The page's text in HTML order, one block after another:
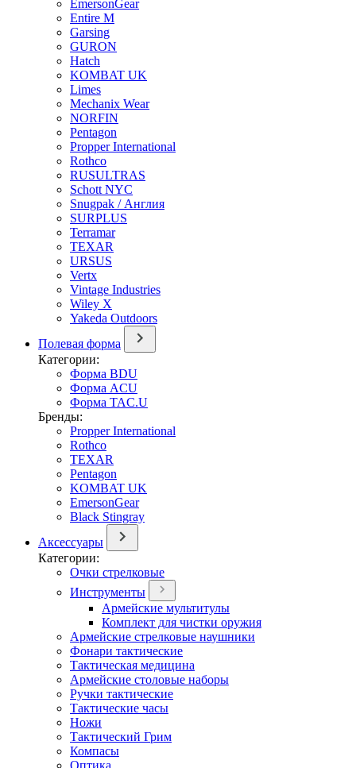
EmersonGear
Entire M
Garsing
GURON
Hatch
KOMBAT UK
Limes
Mechanix Wear
NORFIN
Pentagon
Propper International
Rothco
RUSULTRAS
Schott NYC
Snugpak / Англия
SURPLUS
Terramar
TEXAR
URSUS
Vertx
Vintage Industries
Wiley X
Yakeda Outdoors
Полевая форма
Категории:
Форма BDU
Форма ACU
Форма TAC.U
Бренды:
Propper International
Rothco
TEXAR
Pentagon
KOMBAT UK
EmersonGear
Black Stingray
Аксессуары
Категории:
Очки стрелковые
Инструменты
Армейские мультитулы
Комплект для чистки оружия
Армейские стрелковые наушники
Фонари тактические
Тактическая медицина
Армейские столовые наборы
Ручки тактические
Тактические часы
Ножи
Тактический Грим
Компасы
Оптика